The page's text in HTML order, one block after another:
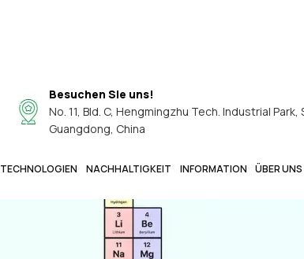
Besuchen Sie uns!
No. 11, Bld. C, Hengmingzhu Tech. Industrial
Guangdong, China
TECHNOLOGIEN NACHHALTIGKEIT INFORMATION ÜBER UNS